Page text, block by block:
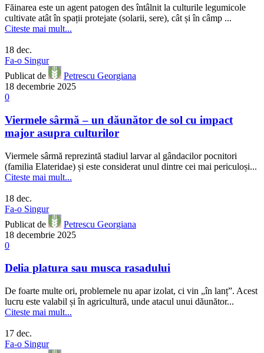
Făinarea este un agent patogen des întâlnit la culturile legumicole
cultivate atât în spații protejate (solarii, sere), cât și în câmp ...
Citeste mai mult...
18 dec.
Fa-o Singur
Publicat de
Petrescu Georgiana
18 decembrie 2025
0
Viermele sârmă – un dăunător de sol cu impact
major asupra culturilor
Viermele sârmă reprezintă stadiul larvar al gândacilor pocnitori
(familia Elateridae) și este considerat unul dintre cei mai periculoși...
Citeste mai mult...
18 dec.
Fa-o Singur
Publicat de
Petrescu Georgiana
18 decembrie 2025
0
Delia platura sau musca rasadului
De foarte multe ori, problemele nu apar izolat, ci vin „în lanț”. Acest
lucru este valabil și în agricultură, unde atacul unui dăunător...
Citeste mai mult...
17 dec.
Fa-o Singur